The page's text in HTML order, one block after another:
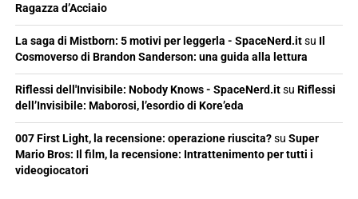
Ragazza d’Acciaio
La saga di Mistborn: 5 motivi per leggerla - SpaceNerd.itsu Il
Cosmoverso di Brandon Sanderson: una guida alla lettura
Riflessi dell'Invisibile: Nobody Knows - SpaceNerd.itsu Riflessi
dell’Invisibile: Maborosi, l’esordio di Kore’eda
007 First Light, la recensione: operazione riuscita?su Super
Mario Bros: Il film, la recensione: Intrattenimento per tutti i
videogiocatori